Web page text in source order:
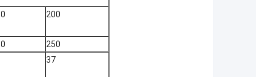
200
250
37